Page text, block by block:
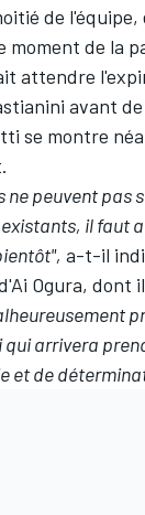
de l'équipe,
moment de la
attendre
avant
se montre
ne peuvent pas
il faut
a-t-il
Ogura, dont
qui arrivera
et de